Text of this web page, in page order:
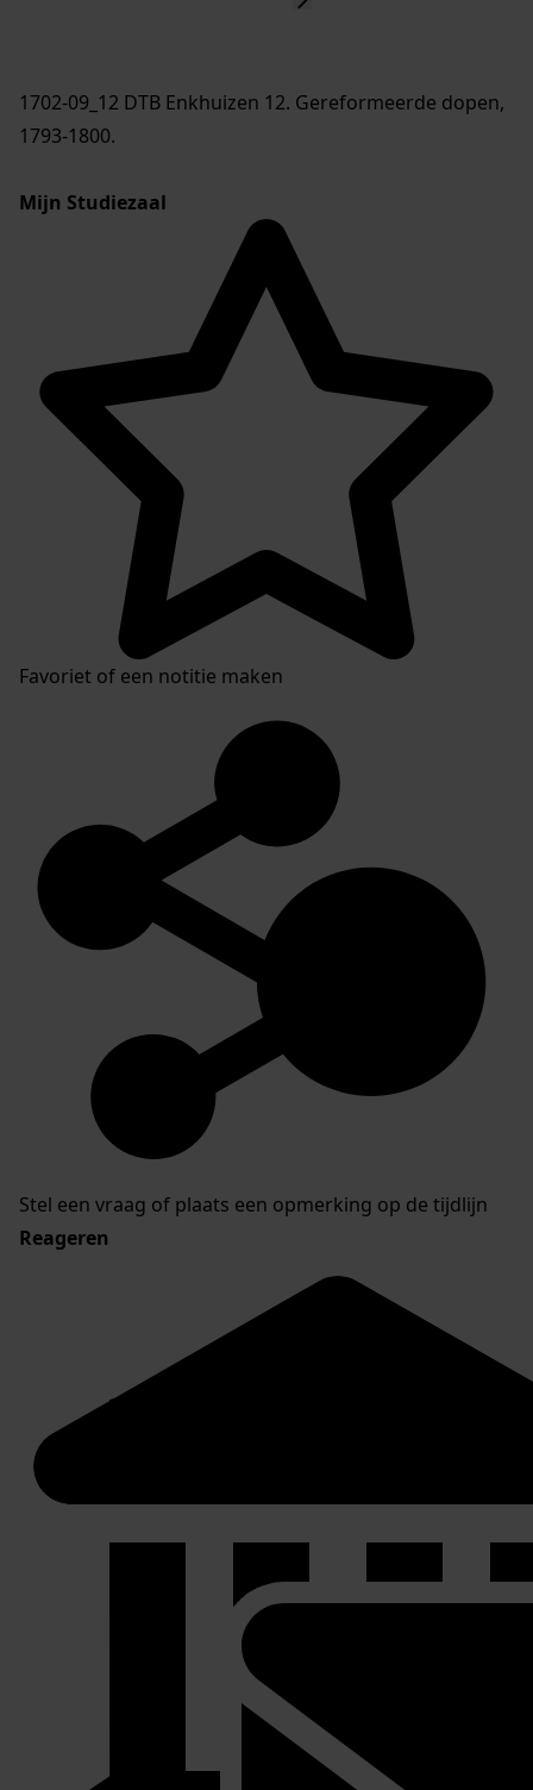
1702-09_12 DTB Enkhuizen 12. Gereformeerde dopen,
1793-1800.
Mijn Studiezaal
Favoriet of een notitie maken
Stel een vraag of plaats een opmerking op de tijdlijn
Reageren